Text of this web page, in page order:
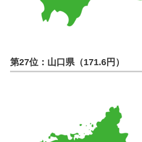
第27位：山口県（171.6円）